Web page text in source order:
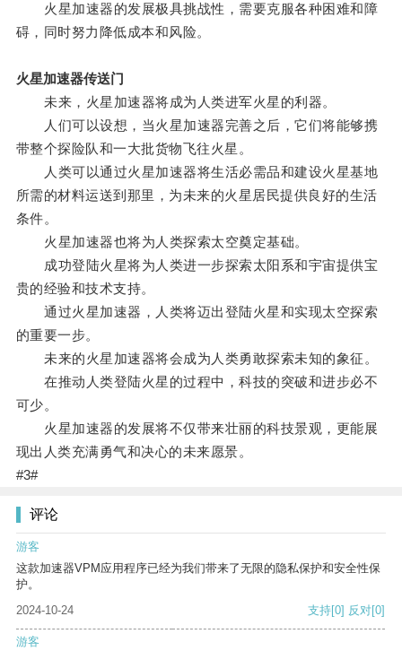
火星加速器的发展极具挑战性，需要克服各种困难和障
碍，同时努力降低成本和风险。
火星加速器传送门
未来，火星加速器将成为人类进军火星的利器。
人们可以设想，当火星加速器完善之后，它们将能够携
带整个探险队和一大批货物飞往火星。
人类可以通过火星加速器将生活必需品和建设火星基地
所需的材料运送到那里，为未来的火星居民提供良好的生活
条件。
火星加速器也将为人类探索太空奠定基础。
成功登陆火星将为人类进一步探索太阳系和宇宙提供宝
贵的经验和技术支持。
通过火星加速器，人类将迈出登陆火星和实现太空探索
的重要一步。
未来的火星加速器将会成为人类勇敢探索未知的象征。
在推动人类登陆火星的过程中，科技的突破和进步必不
可少。
火星加速器的发展将不仅带来壮丽的科技景观，更能展
现出人类充满勇气和决心的未来愿景。
#3#
评论
游客
这款加速器VPM应用程序已经为我们带来了无限的隐私保护和安全性保
护。
2024-10-24
支持[0] 反对[0]
游客